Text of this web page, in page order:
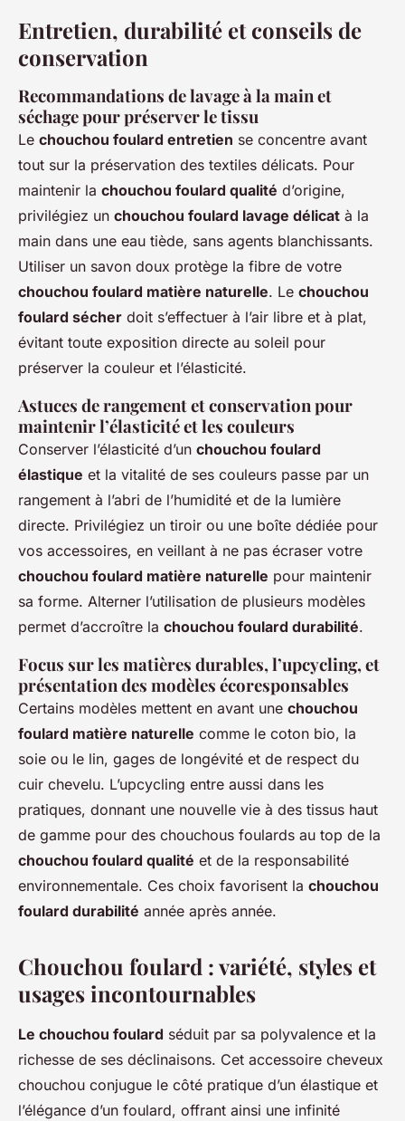
Entretien, durabilité et conseils de
conservation
Recommandations de lavage à la main et
séchage pour préserver le tissu
Le chouchou foulard entretien se concentre avant
tout sur la préservation des textiles délicats. Pour
maintenir la chouchou foulard qualité d’origine,
privilégiez un chouchou foulard lavage délicat à la
main dans une eau tiède, sans agents blanchissants.
Utiliser un savon doux protège la fibre de votre
chouchou foulard matière naturelle. Le chouchou
foulard sécher doit s’effectuer à l’air libre et à plat,
évitant toute exposition directe au soleil pour
préserver la couleur et l’élasticité.
Astuces de rangement et conservation pour
maintenir l’élasticité et les couleurs
Conserver l’élasticité d’un chouchou foulard
élastique et la vitalité de ses couleurs passe par un
rangement à l’abri de l’humidité et de la lumière
directe. Privilégiez un tiroir ou une boîte dédiée pour
vos accessoires, en veillant à ne pas écraser votre
chouchou foulard matière naturelle pour maintenir
sa forme. Alterner l’utilisation de plusieurs modèles
permet d’accroître la chouchou foulard durabilité.
Focus sur les matières durables, l’upcycling, et
présentation des modèles écoresponsables
Certains modèles mettent en avant une chouchou
foulard matière naturelle comme le coton bio, la
soie ou le lin, gages de longévité et de respect du
cuir chevelu. L’upcycling entre aussi dans les
pratiques, donnant une nouvelle vie à des tissus haut
de gamme pour des chouchous foulards au top de la
chouchou foulard qualité et de la responsabilité
environnementale. Ces choix favorisent la chouchou
foulard durabilité année après année.
Chouchou foulard : variété, styles et
usages incontournables
Le chouchou foulard séduit par sa polyvalence et la
richesse de ses déclinaisons. Cet accessoire cheveux
chouchou conjugue le côté pratique d’un élastique et
l’élégance d’un foulard, offrant ainsi une infinité